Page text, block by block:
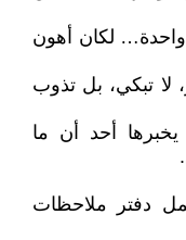
لكان أهون
تبكي، بل تذوب
أحد أن ما
دفتر ملاحظات